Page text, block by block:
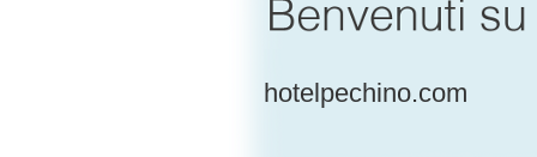
hotelpechino.com